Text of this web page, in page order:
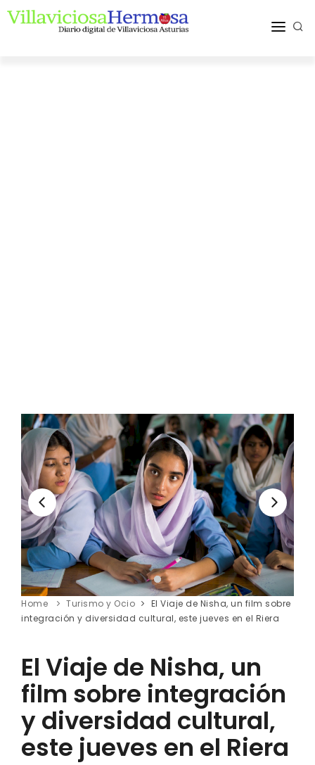
Home Turismo y Ocio
El Viaje de Nisha, un film sobre
integración y diversidad cultural, este jueves en el Riera
El Viaje de Nisha, un
film sobre integración
y diversidad cultural,
este jueves en el Riera